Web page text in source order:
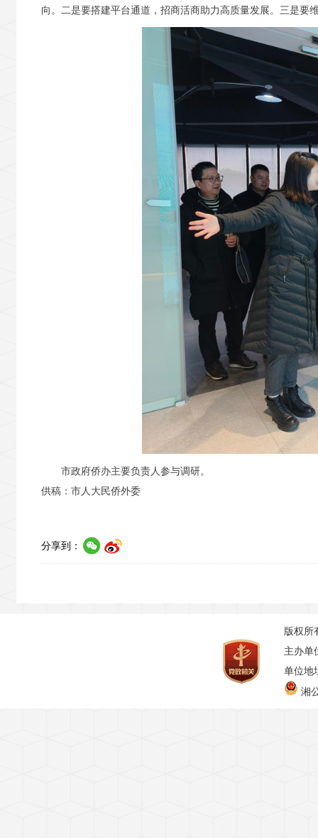
向。二是要搭建平台通道，招商活商助力高质量发展。三是要
市政府侨办主要负责人参与调研。
供稿：市人大民侨外委
分享到：
版权所
主办单
单位地
湘